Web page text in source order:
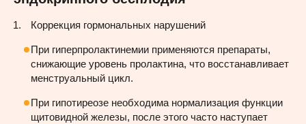
Коррекция гормональных нарушений
При гиперпролактинемии применяются препараты,
снижающие уровень пролактина, что восстанавливает
менструальный цикл.
При гипотиреозе необходима нормализация функции
щитовидной железы, после этого часто наступает